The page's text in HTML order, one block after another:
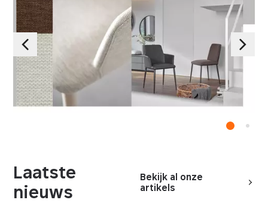
Laatste
nieuws
Bekijk al onze
artikels